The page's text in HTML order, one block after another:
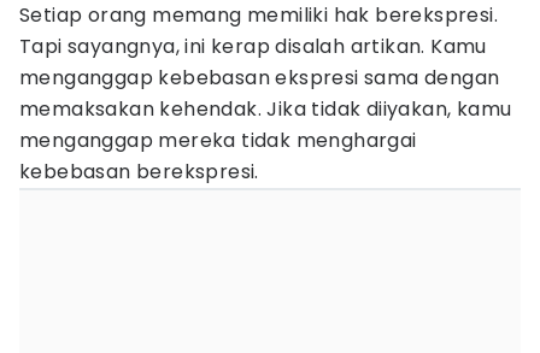
Setiap orang memang memiliki hak berekspresi.
Tapi sayangnya, ini kerap disalah artikan. Kamu
menganggap kebebasan ekspresi sama dengan
memaksakan kehendak. Jika tidak diiyakan, kamu
menganggap mereka tidak menghargai
kebebasan berekspresi.